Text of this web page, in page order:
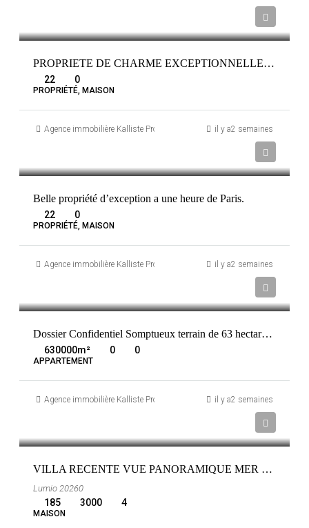
ADAINVILLE FRANCE
PROPRIETE DE CHARME EXCEPTIONNELLE Adainville
22 0
PROPRIÉTÉ, MAISON
Agence immobilière Kalliste Properties il y a2 semaines
ADAINVILLE FRANCE
Belle propriété d’exception a une heure de Paris.
22 0
PROPRIÉTÉ, MAISON
Agence immobilière Kalliste Properties il y a2 semaines
NOUMÉA NOUVELLE-CALÉDONIE
Dossier Confidentiel Somptueux terrain de 63 hectares au Vanuatu
630000m² 0 0
APPARTEMENT
Agence immobilière Kalliste Properties il y a2 semaines
FRANCE LUMIO
VILLA RECENTE VUE PANORAMIQUE MER ET MONTAGNES A LUMIO
Lumio 20260
185 3000 4
MAISON